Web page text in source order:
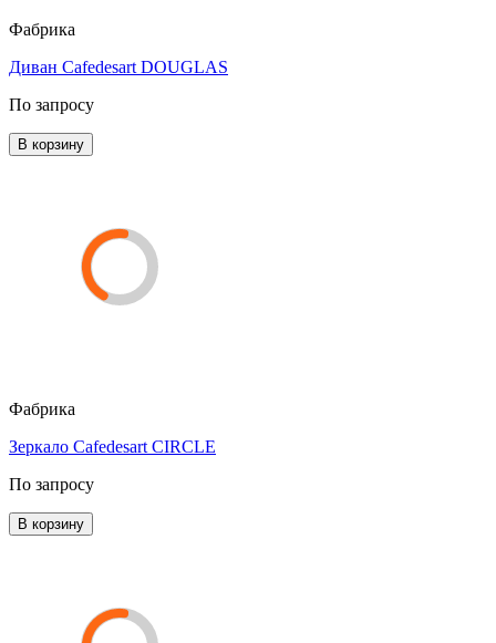
Фабрика
Диван Cafedesart DOUGLAS
По запросу
В корзину
Фабрика
Зеркало Cafedesart CIRCLE
По запросу
В корзину